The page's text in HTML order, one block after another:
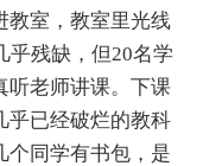
教室，教室里光线
乎残缺，但20名学
听老师讲课。下课
乎已经破烂的教科
个同学有书包，是